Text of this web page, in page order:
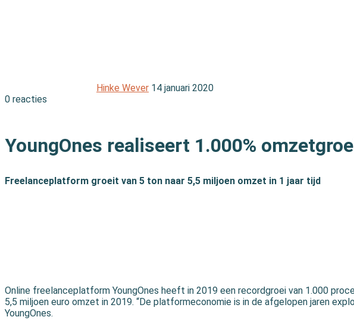
Hinke Wever 14 januari 2020
0 reacties
YoungOnes realiseert 1.000%
Freelanceplatform groeit van 5 ton naar 5,5 miljoen omzet in 1 jaar tijd
Online freelanceplatform YoungOnes heeft in 2019 een recordgroei van 1.000
5,5 miljoen euro omzet in 2019. “De platformeconomie is in de afgelopen jaren
YoungOnes.